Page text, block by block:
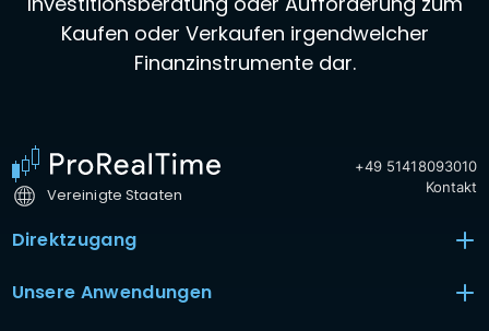
Kaufen oder Verkaufen irgendwelcher
Finanzinstrumente dar.
Vereinigte Staaten
+49 51418093010
Kontakt
Direktzugang
Unsere Anwendungen